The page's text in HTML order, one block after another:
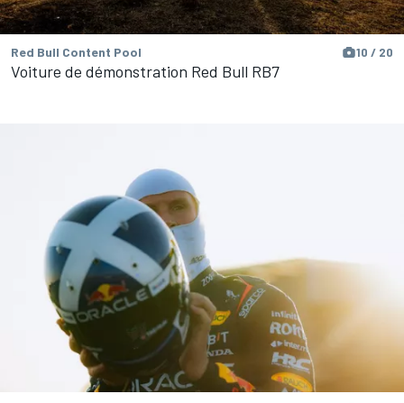
Red Bull Content Pool 10 / 20
Voiture de démonstration Red Bull RB7